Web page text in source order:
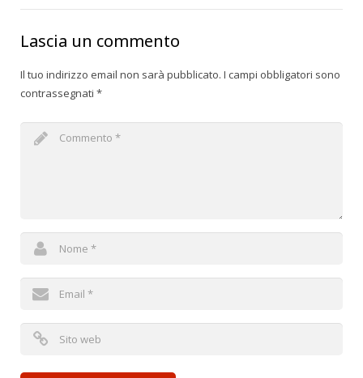
Lascia un commento
Il tuo indirizzo email non sarà pubblicato. I campi obbligatori sono
contrassegnati *